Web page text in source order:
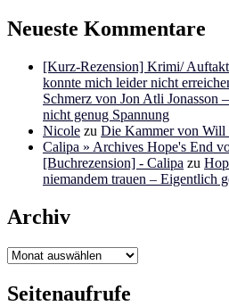
Neueste Kommentare
[Kurz-Rezension] Krimi/
konnte mich leider nicht
Schmerz von Jon Atli Jonasson
nicht genug Spannung
Nicole zu Die Kammer von Will
Calipa » Archives Hope's End
[Buchrezension] - Calipa zu
niemandem trauen – Eigentlich
Archiv
Archiv
Seitenaufrufe